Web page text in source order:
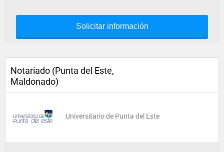
Solicitar información
Notariado (Punta del Este,
Maldonado)
Universitario de Punta del Este